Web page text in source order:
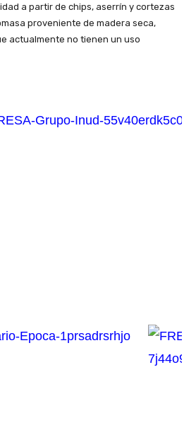
a partir de chips, aserrín y cortezas
proveniente de madera seca,
actualmente no tienen un uso